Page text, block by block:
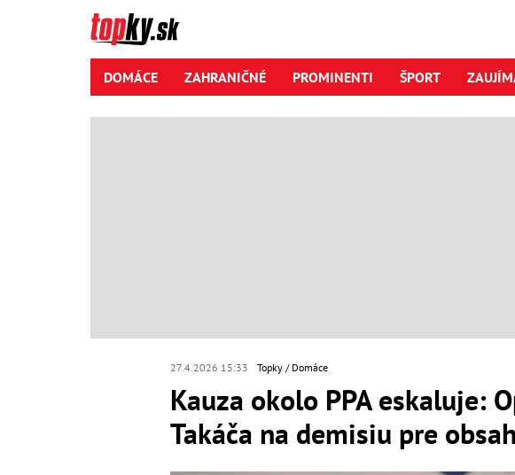
DOMÁCE ZAHRANIČNÉ PROMINENTI ŠPORT
27.4.2026 15:33 Topky Domáce
Kauza okolo PPA eskaluje:
Takáča na demisiu pre